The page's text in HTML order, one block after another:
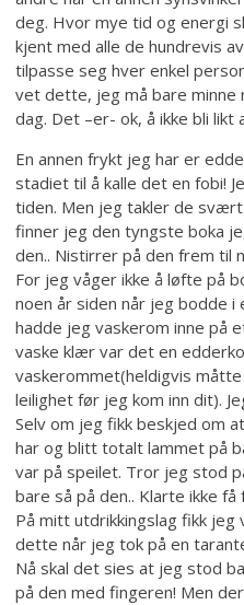
deg. Hvor mye tid og energi
kjent med alle de hundrevis
tilpasse seg hver enkel
vet dette, jeg må bare
dag. Det –er- ok, å ikke bli likt
En annen frykt jeg har er
stadiet til å kalle det en fobi!
tiden. Men jeg takler de
finner jeg den tyngste boka
den.. Nistirrer på den frem til
For jeg våger ikke å løfte på
noen år siden når jeg bodde i
hadde jeg vaskerom inne på
vaske klær var det en
vaskerommet(heldigvis
leilighet før jeg kom inn dit).
Selv om jeg fikk beskjed om
har og blitt totalt lammet på
var på speilet. Tror jeg stod
bare så på den.. Klarte ikke få
På mitt utdrikkingslag fikk
dette når jeg tok på en
Nå skal det sies at jeg stod
på den med fingeren! Men